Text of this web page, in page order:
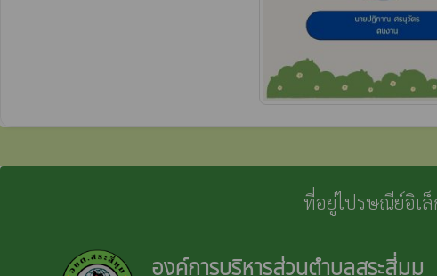
ที่อยู่ไปรษณีย์อิเ
องค์การบริหารส่วนตำบลสระสี่มุม